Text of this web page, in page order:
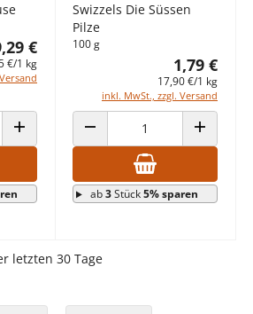
€
€/1 kg
ANZAHL ERHÖHEN
Swizzels Die Süssen
Pilze
100 g
1,79 €
17,90 €/1 kg
inkl. MwSt., zzgl. Versand
ANZAHL VERRINGERN ANZAHL
ab3Stück5% sparen
letzten 30 Tage